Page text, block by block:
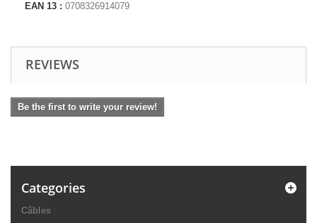
EAN 13 : 0708326914079
REVIEWS
Be the first to write your review!
Categories
Câbles